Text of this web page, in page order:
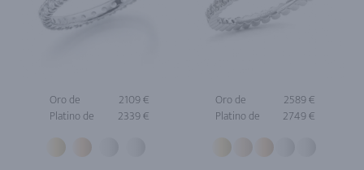
Oro de
2109 €
Platino de
2339 €
Oro de
2589 €
Platino de
2749 €